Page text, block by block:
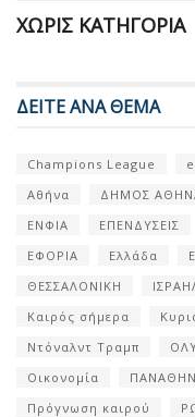
ΧΩΡΊΣ ΚΑΤΗΓΟΡΊΑ
ΔΕΙΤΕ ΑΝΑ ΘΕΜΑ
Champions League
Αθήνα
ΔΗΜΟΣ
ΕΝΦΙΑ
ΕΠΕΝΔΥΣΕΙΣ
ΕΦΟΡΙΑ
Ελλάδα
ΘΕΣΣΑΛΟΝΙΚΗ
Καιρός σήμερα
Ντόναλντ Τραμπ
Οικονομία
Πρόγνωση καιρού